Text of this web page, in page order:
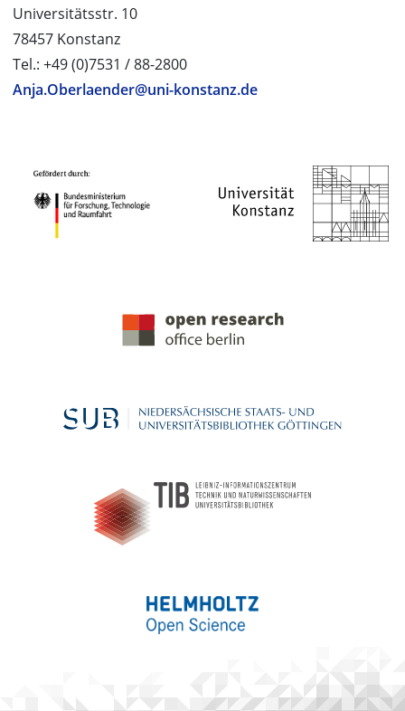
Universitätsstr. 10
78457 Konstanz
Tel.: +49 (0)7531 / 88-2800
Anja.Oberlaender@uni-konstanz.de